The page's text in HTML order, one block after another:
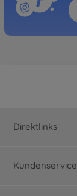
Direktlinks
Kundenservice